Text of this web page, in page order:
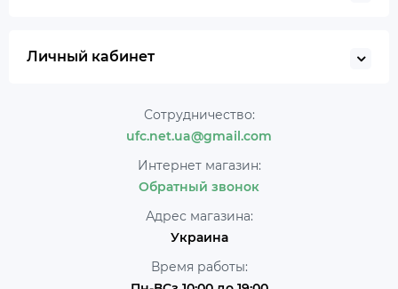
Личный кабинет
Сотрудничество:
ufc.net.ua@gmail.com
Интернет магазин:
Обратный звонок
Адрес магазина:
Украина
Время работы: